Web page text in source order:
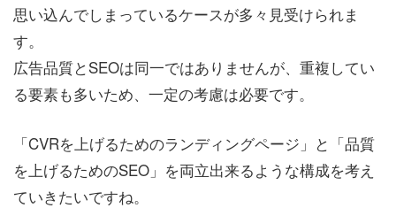
思い込んでしまっているケースが多々見受けられま
す。
広告品質とSEOは同一ではありませんが、重複してい
る要素も多いため、一定の考慮は必要です。
「CVRを上げるためのランディングページ」と「品質
を上げるためのSEO」を両立出来るような構成を考え
ていきたいですね。